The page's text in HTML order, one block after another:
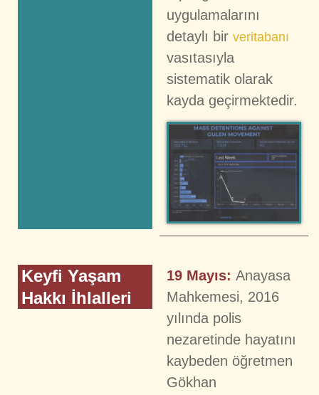
uygulamalarını
detaylı bir veritabanı
vasıtasıyla
sistematik olarak
kayda geçirmektedir.
Keyfi Yaşam
Hakkı İhlalleri
19 Mayıs: Anayasa
Mahkemesi, 2016
yılında polis
nezaretinde hayatını
kaybeden öğretmen
Gökhan